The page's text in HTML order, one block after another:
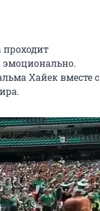
эмоционально.
Хайек вместе с